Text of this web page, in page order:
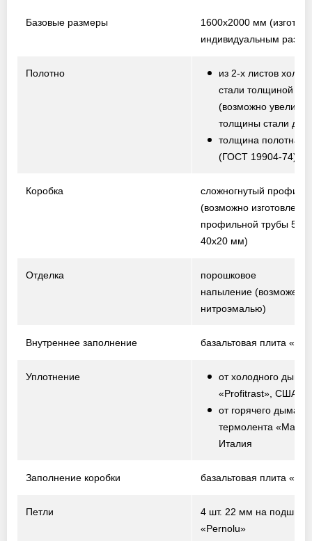
Базовые размеры 1600х2000 мм
индивидуальным
Полотно
из 2-х листов
стали толщиной
(возможно
толщины стали до
толщина полотна
(ГОСТ 19904-74)
Коробка
сложногнутый профиль
(возможно
профильной трубы
40х20 мм)
Отделка
порошковое
напыление (возможен
нитроэмалью)
Внутреннее заполнение базальтовая плита
Уплотнение
от холодного дыма
«Profitrast», США
от горячего дыма –
термолента
Италия
Заполнение коробки базальтовая плита
Петли
4 шт. 22 мм на
«Pernolu»